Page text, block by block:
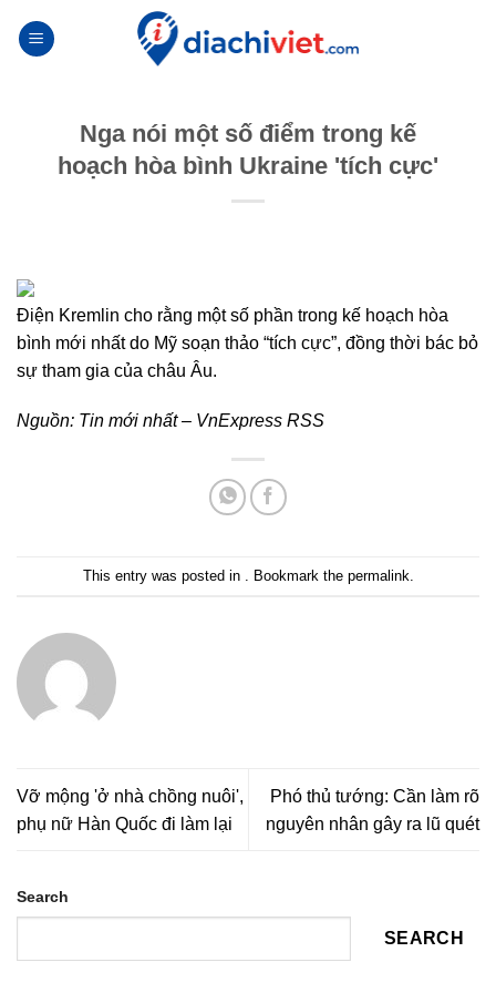
Nga nói một số điểm trong kế
hoạch hòa bình Ukraine 'tích cực'
Điện Kremlin cho rằng một số phần trong kế hoạch hòa
bình mới nhất do Mỹ soạn thảo “tích cực”, đồng thời bác bỏ
sự tham gia của châu Âu.
Nguồn: Tin mới nhất – VnExpress RSS
This entry was posted in . Bookmark the permalink
Vỡ mộng 'ở nhà chồng nuôi',
phụ nữ Hàn Quốc đi làm lại
Phó thủ tướng: Cần làm rõ
nguyên nhân gây ra lũ quét
Search
SEARCH